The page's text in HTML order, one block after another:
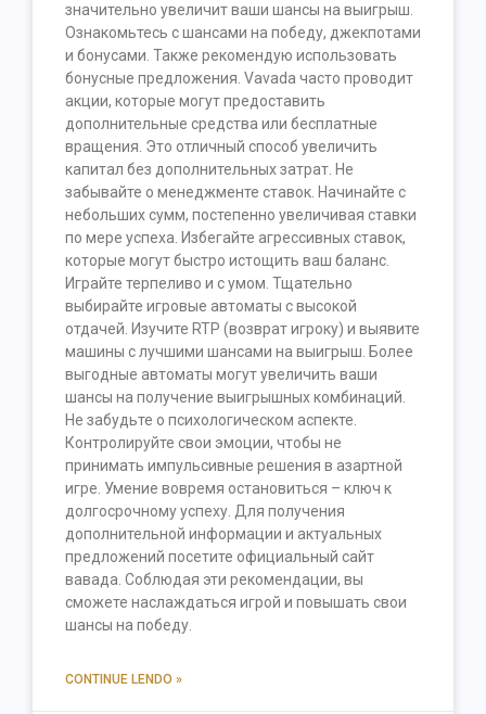
значительно увеличит ваши шансы на выигрыш.
Ознакомьтесь с шансами на победу, джекпотами
и бонусами. Также рекомендую использовать
бонусные предложения. Vavada часто проводит
акции, которые могут предоставить
дополнительные средства или бесплатные
вращения. Это отличный способ увеличить
капитал без дополнительных затрат. Не
забывайте о менеджменте ставок. Начинайте с
небольших сумм, постепенно увеличивая ставки
по мере успеха. Избегайте агрессивных ставок,
которые могут быстро истощить ваш баланс.
Играйте терпеливо и с умом. Тщательно
выбирайте игровые автоматы с высокой
отдачей. Изучите RTP (возврат игроку) и выявите
машины с лучшими шансами на выигрыш. Более
выгодные автоматы могут увеличить ваши
шансы на получение выигрышных комбинаций.
Не забудьте о психологическом аспекте.
Контролируйте свои эмоции, чтобы не
принимать импульсивные решения в азартной
игре. Умение вовремя остановиться – ключ к
долгосрочному успеху. Для получения
дополнительной информации и актуальных
предложений посетите официальный сайт
вавада. Соблюдая эти рекомендации, вы
сможете наслаждаться игрой и повышать свои
шансы на победу.
CONTINUE LENDO »